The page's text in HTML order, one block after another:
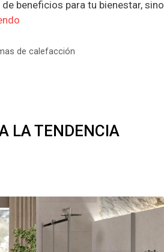
beneficios para tu bienestar, sino
de calefacción
LA TENDENCIA